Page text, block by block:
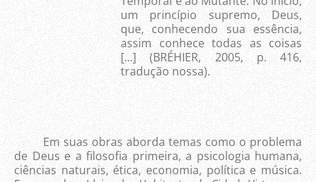
um princípio supremo, Deus,
que, conhecendo sua essência,
assim conhece todas as coisas
[...] (BRÉHIER, 2005, p. 416,
tradução nossa).
Em suas obras aborda temas como o problema
de Deus e a filosofia primeira, a psicologia humana,
ciências naturais, ética, economia, política e música.